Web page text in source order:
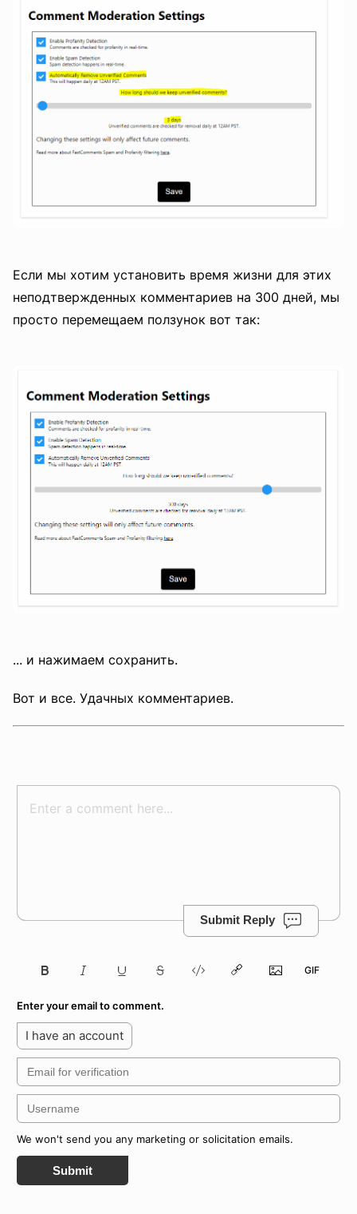
Если мы хотим установить время жизни для этих
неподтвержденных комментариев на 300 дней, мы
просто перемещаем ползунок вот так:
... и нажимаем сохранить.
Вот и все. Удачных комментариев.
Submit Reply
Enter your email to comment.
I have an account
We won't send you any marketing or solicitation emails.
Submit